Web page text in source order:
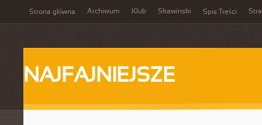
Strona główna Archiwum Klub Skawinski Spis Treści
NAJFAJNIEJSZE